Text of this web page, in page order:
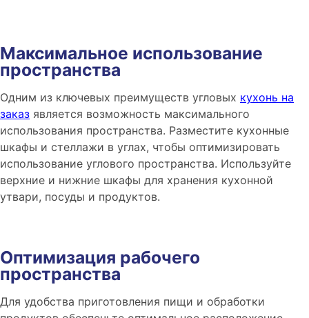
Максимальное использование
пространства
Одним из ключевых преимуществ угловых кухонь на
заказ является возможность максимального
использования пространства. Разместите кухонные
шкафы и стеллажи в углах, чтобы оптимизировать
использование углового пространства. Используйте
верхние и нижние шкафы для хранения кухонной
утвари, посуды и продуктов.
Оптимизация рабочего
пространства
Для удобства приготовления пищи и обработки